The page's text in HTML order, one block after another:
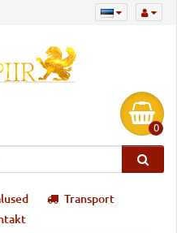
0
Transport